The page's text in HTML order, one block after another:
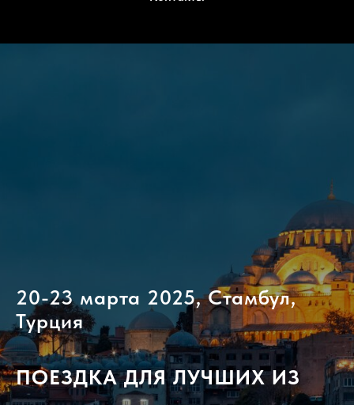
20-23 марта 2025, Стамбул,
Турция
ПОЕЗДКА ДЛЯ ЛУЧШИХ ИЗ